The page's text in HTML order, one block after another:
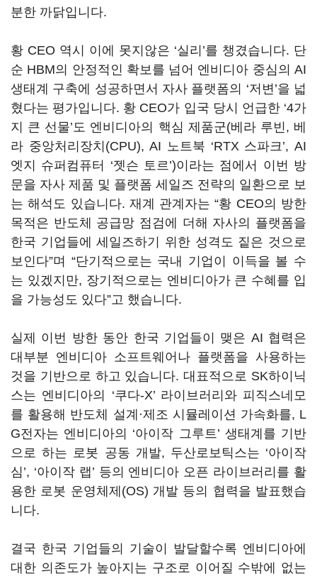
분한 까닭입니다.
황 CEO 역시 이에 못지않은 ‘실리 ’를 챙겼습니다. 단
순 HBM의 안정적인 확보를 넘어 엔비디아 중심의AI
생태계 구축에 성공하면서 자사 플랫폼의 ‘저변’을 넓
혔다는 평가입니다. 황 CEO가 입국 당시 언급한 ‘4가
지 큰 선물’도 엔비디아의 핵심 제품군(베라 루빈, 베
라 중앙처리장치 (CPU), AI 노트북 ‘RTX 스파크’, AI
엣지 슈퍼컴퓨터 ‘젯슨 토르’)이라는 점에서 이번 방
문을 자사 제품 및 플랫폼 세일즈 전략의 일환으로 보
는 해석도 있습니다. 재계 관계자는“황 CEO의 방한
목적은 반도체 공급망 점검에 더해 자사의 플랫폼을
한국 기업들에 세일즈하기 위한 성격도 짙은 것으로
보인다”며 “단기적으로는 국내 기업이 이득을 볼 수
는 있겠지만, 장기적으로는 엔비디아가 큰 수혜를 입
을 가능성도 있다”고 했습니다.
실제 이번 방한 동안 한국 기업들이 맺은 AI 협력은
대부분 엔비디아 소프트웨어나 플랫폼을 사용하는
것을 기반으로 하고 있습니다. 대표적으로 SK하이닉
스는 엔비디아의 ‘쿠다-X’ 라이브러리와 피직스네모
를 활용해 반도체 설계·제조 시뮬레이션 가속화를, L
G전자는 엔비디아의 ‘아이작 그루트’ 생태계를 기반
으로 하는 로봇 공동 개발, 두산로보틱스는 ‘아이작
심’, ‘아이작 랩 ’ 등의 엔비디아 오픈 라이브러리를 활
용한 로봇 운영체제 (OS) 개발 등의 협력을 발표했습
니다.
결국 한국 기업들의 기술이 발달할수록 엔비디아에
대한 의존도가 높아지는 구조로 이어질 수밖에 없는